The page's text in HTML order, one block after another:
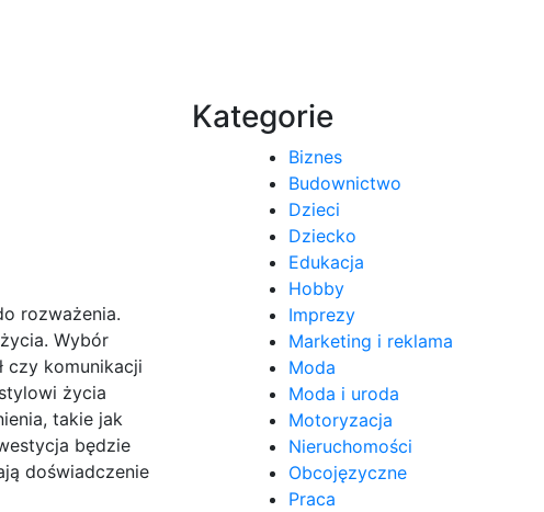
rozważenia.
Wybór
czy komunikacji
życia
takie jak
będzie
doświadczenie
Kategorie
Biznes
Budownictwo
Dzieci
Dziecko
Edukacja
Hobby
Imprezy
Marketing i reklama
Moda
Moda i uroda
Motoryzacja
Nieruchomości
Obcojęzyczne
Praca